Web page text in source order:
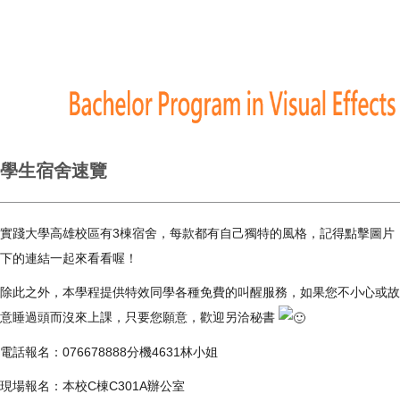
學生宿舍速覽
實踐大學高雄校區有3棟宿舍，每款都有自己獨特的風格，記得點擊圖片
下的連結一起來看看喔！
除此之外，本學程提供特效同學各種免費的叫醒服務，如果您不小心或故
意睡過頭而沒來上課，只要您願意，歡迎另洽秘書
電話報名：076678888分機4631林小姐
現場報名：本校C棟C301A辦公室